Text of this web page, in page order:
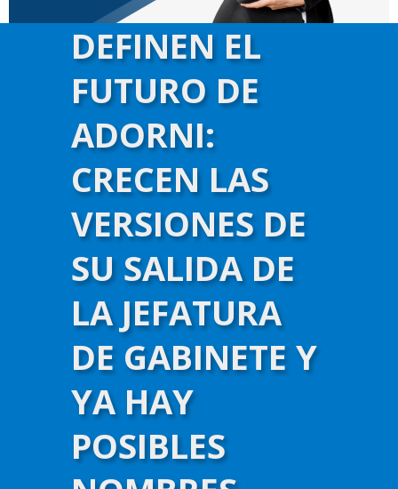
NOS APOYAN
DEFINEN EL
FUTURO DE
ADORNI:
CRECEN LAS
VERSIONES DE
SU SALIDA DE
LA JEFATURA
DE GABINETE Y
YA HAY
POSIBLES